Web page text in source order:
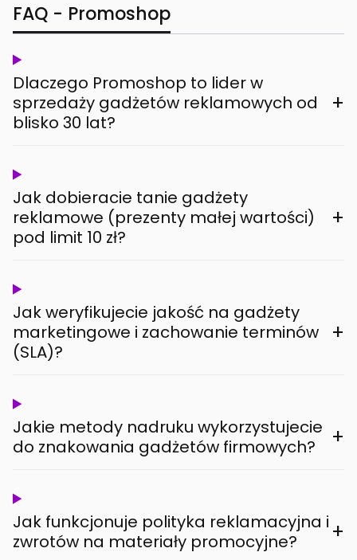
FAQ - Promoshop
Dlaczego Promoshop to lider w
sprzedaży gadżetów reklamowych od
blisko 30 lat?
+
Jak dobieracie tanie gadżety
reklamowe (prezenty małej wartości)
pod limit 10 zł?
+
Jak weryfikujecie jakość na gadżety
marketingowe i zachowanie terminów
(SLA)?
+
Jakie metody nadruku wykorzystujecie
do znakowania gadżetów firmowych?
+
Jak funkcjonuje polityka reklamacyjna i
zwrotów na materiały promocyjne?
+